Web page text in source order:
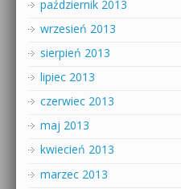
październik 2013
wrzesień 2013
sierpień 2013
lipiec 2013
czerwiec 2013
maj 2013
kwiecień 2013
marzec 2013